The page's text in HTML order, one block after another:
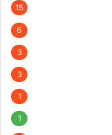
15
6
3
3
1
1